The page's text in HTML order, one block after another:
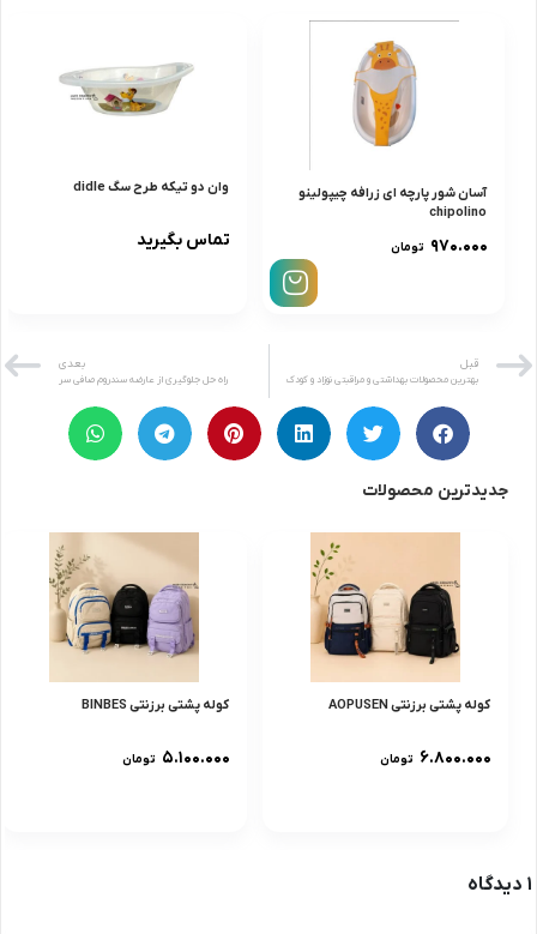
آسان شور پارچه ای زرافه چیپولینو
chipolino
۹۷۰.۰۰۰ تومان
وان دو تیکه طرح سگ didle
تماس بگیرید
قبل
بهترین محصولات بهداشتی و مراقبتی نوزاد و کودک
بعدی
راه حل جلوگیری از عارضه سندروم صافی سر
جدیدترین محصولات
کوله پشتی برزنتی AOPUSEN
۶.۸۰۰.۰۰۰ تومان
کوله پشتی برزنتی BINBES
۵.۱۰۰.۰۰۰ تومان
1 دیدگاه